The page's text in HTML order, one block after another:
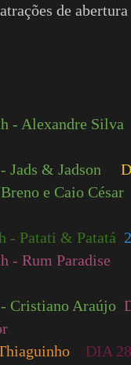
de
- Alexandre Silva
Jads & Jadson
e Caio César
- Patati & Patatá
- Rum Paradise
Cristiano Araújo
DIA